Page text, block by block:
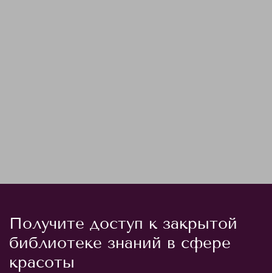
Получите доступ к закрытой
библиотеке знаний в сфере
красоты